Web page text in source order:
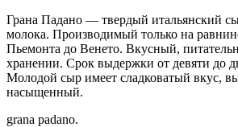
Грана Падано — твердый итальянский
молока. Производимый только на
Пьемонта до Венето. Вкусный,
хранении. Срок выдержки от девяти до
Молодой сыр имеет сладковатый вкус,
насыщенный.
grana padano.